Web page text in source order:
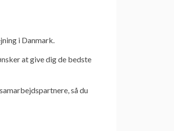
i Danmark.
at give dig de bedste
så du